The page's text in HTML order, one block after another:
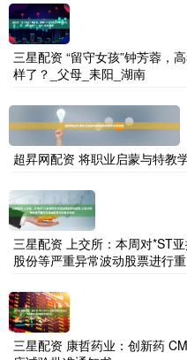
三星配资 “留守女孩”钟芳蓉，
样了？_父母_耒阳_湖南
超昇网配资 将职业启蒙与特教
三星配资 上交所：本周对*ST
股份等严重异常波动股票进行
三星配资 康哲药业：创新药